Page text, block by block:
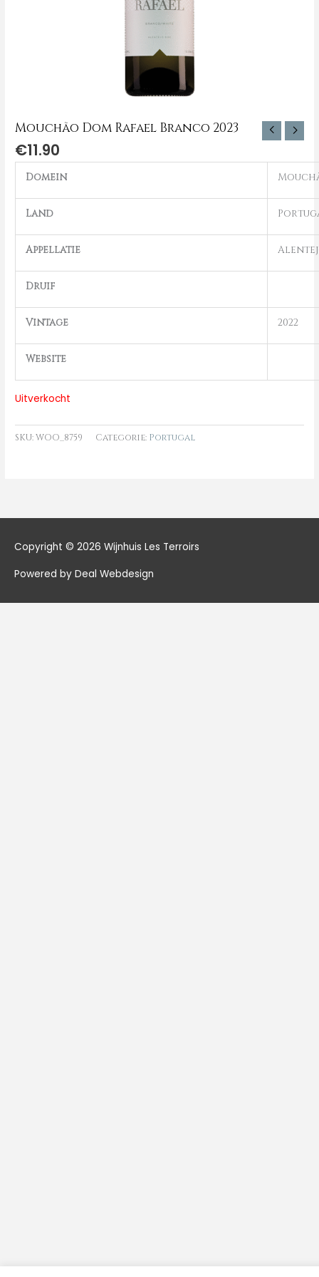
Mouchão Dom Rafael Branco 2023
€11.90
Domein
Land
Appellatie
Druif
Vintage 2022
Website
Uitverkocht
SKU:WOO_8759 Categorie: Portugal
Copyright © 2026 Wijnhuis Les Terroirs
Powered by Deal Webdesign